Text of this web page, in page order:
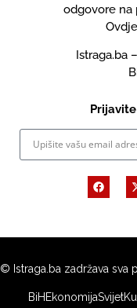
odgovore na
Istraga.ba
© Istraga.ba zadržava sva
BiHEkonomijaSvijet